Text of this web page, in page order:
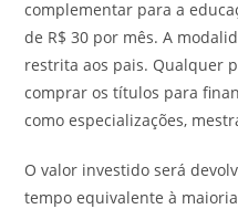
complementar para a
de R$ 30 por mês. A
restrita aos pais. Qualquer
comprar os títulos para
como especializações,
O valor investido será
tempo equivalente à